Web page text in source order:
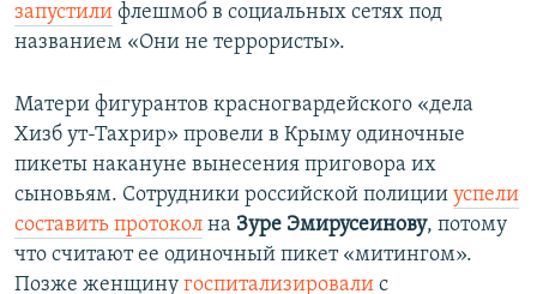
запустили флешмоб в социальных сетях под
названием «Они не террористы».
Матери фигурантов красногвардейского «дела
Хизб ут-Тахрир» провели в Крыму одиночные
пикеты накануне вынесения приговора их
сыновьям. Сотрудники российской полиции успели
составить протокол на Зуре Эмирусеинову, потому
что считают ее одиночный пикет «митингом».
Позже женщину госпитализировали с